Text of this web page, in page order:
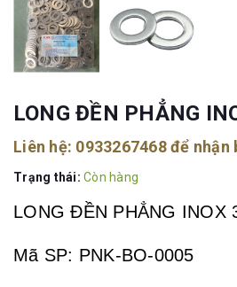
LONG ĐỀN PHẲNG
Liên hệ: 0933267468để nhận
Trạng thái: Còn hàng
LONG ĐỀN PHẲNG INOX
Mã SP: PNK-BO-0005